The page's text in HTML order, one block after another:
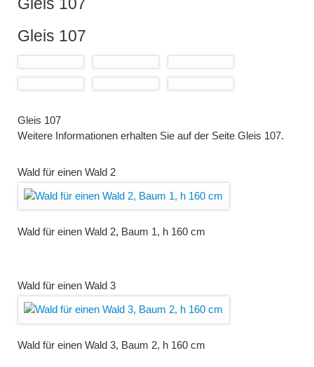
Gleis 107
Gleis 107
Gleis 107
Weitere Informationen erhalten Sie auf der Seite Gleis 107.
Wald für einen Wald 2
Wald für einen Wald 2, Baum 1, h 160 cm
Wald für einen Wald 3
Wald für einen Wald 3, Baum 2, h 160 cm